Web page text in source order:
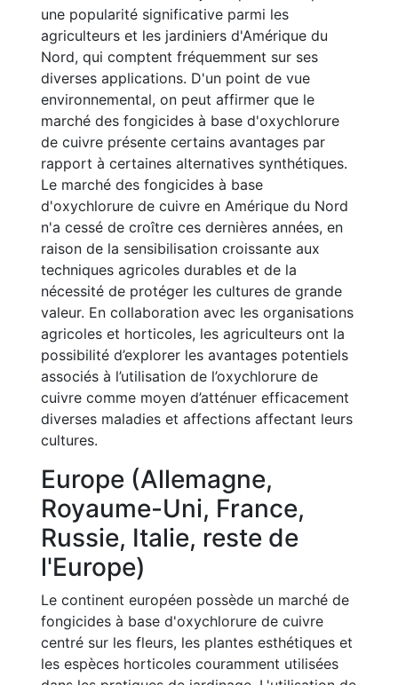
une popularité significative parmi les
agriculteurs et les jardiniers d'Amérique du
Nord, qui comptent fréquemment sur ses
diverses applications. D'un point de vue
environnemental, on peut affirmer que le
marché des fongicides à base d'oxychlorure
de cuivre présente certains avantages par
rapport à certaines alternatives synthétiques.
Le marché des fongicides à base
d'oxychlorure de cuivre en Amérique du Nord
n'a cessé de croître ces dernières années, en
raison de la sensibilisation croissante aux
techniques agricoles durables et de la
nécessité de protéger les cultures de grande
valeur. En collaboration avec les organisations
agricoles et horticoles, les agriculteurs ont la
possibilité d’explorer les avantages potentiels
associés à l’utilisation de l’oxychlorure de
cuivre comme moyen d’atténuer efficacement
diverses maladies et affections affectant leurs
cultures.
Europe (Allemagne,
Royaume-Uni, France,
Russie, Italie, reste de
l'Europe)
Le continent européen possède un marché de
fongicides à base d'oxychlorure de cuivre
centré sur les fleurs, les plantes esthétiques et
les espèces horticoles couramment utilisées